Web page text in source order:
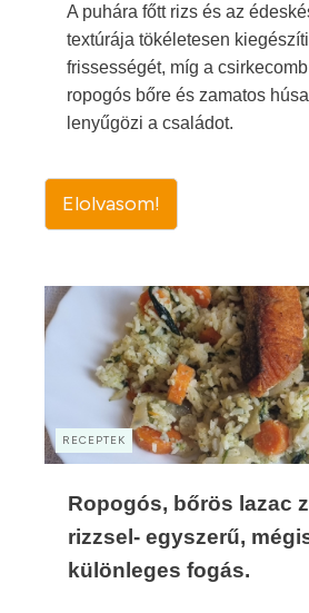
A puhára főtt rizs és az
textúrája tökéletesen
frissességét, míg a
ropogós bőre és zamatos
lenyűgözi a családot.
Elolvasom!
RECEPTEK
Ropogós, bőrös lazac
rizzsel- egyszerű,
különleges fogás.